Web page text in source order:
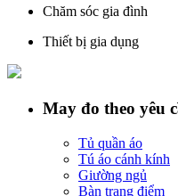
Chăm sóc gia đình
Thiết bị gia dụng
May đo theo yêu
Tủ quần áo
Tú áo cánh kính
Giường ngủ
Bàn trang điểm